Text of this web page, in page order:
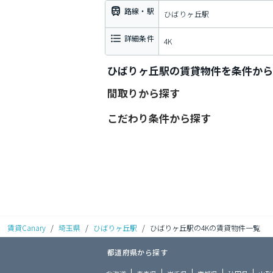
路線・駅 ひばりヶ丘駅
詳細条件 4K
ひばりヶ丘駅の賃貸物件を条件か
間取りから探す
こだわり条件から探す
賃貸Canary / 埼玉県 / ひばりヶ丘駅 / ひばりヶ丘駅の4Kの賃貸物件一覧
都道府県から探す